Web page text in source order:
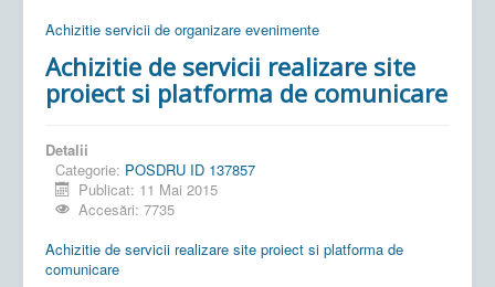
Achizitie servicii de organizare evenimente
Achizitie de servicii realizare site
proiect si platforma de comunicare
Detalii
Categorie: POSDRU ID 137857
Publicat: 11 Mai 2015
Accesări: 7735
Achizitie de servicii realizare site proiect si platforma de
comunicare